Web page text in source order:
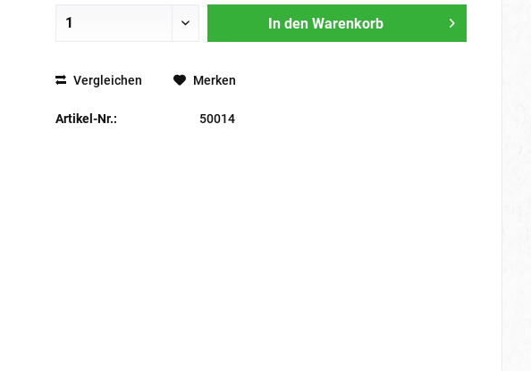
In den Warenkorb
Vergleichen Merken
Artikel-Nr.: 50014